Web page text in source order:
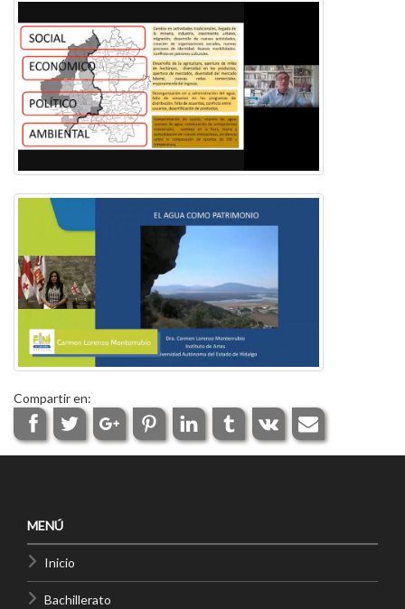
Compartir en:
MENÚ
Inicio
Bachillerato